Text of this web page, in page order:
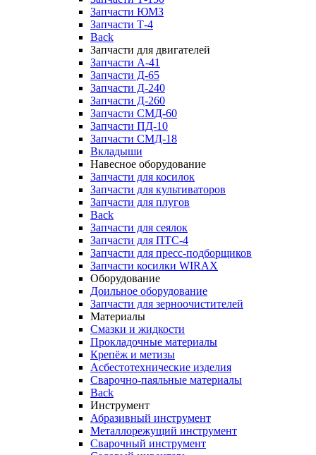
Запчасти ЮМЗ
Запчасти Т-4
Back
Запчасти для двигателей
Запчасти А-41
Запчасти Д-65
Запчасти Д-240
Запчасти Д-260
Запчасти СМД-60
Запчасти ПД-10
Запчасти СМД-18
Вкладыши
Навесное оборудование
Запчасти для косилок
Запчасти для культиваторов
Запчасти для плугов
Back
Запчасти для сеялок
Запчасти для ПТС-4
Запчасти для пресс-подборщиков
Запчасти косилки WIRAX
Оборудование
Доильное оборудование
Запчасти для зерноочистителей
Материалы
Смазки и жидкости
Прокладочные материалы
Крепёж и метизы
Асбестотехнические изделия
Сварочно-паяльные материалы
Back
Инструмент
Абразивный инструмент
Металлорежущий инструмент
Сварочный инструмент